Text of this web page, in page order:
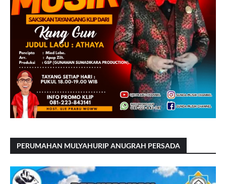
PERUMAHAN MULYAHURIP ANUGRAH PERSADA